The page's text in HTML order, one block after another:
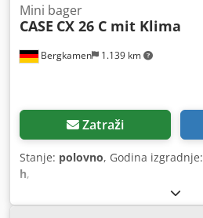
Bergkamen 1.139 km
Mini bager
CASE CX 26 C mit Klima
Zatraži
Stanje: polovno, Godina izgradnje:
h,